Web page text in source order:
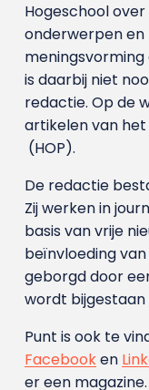
Hogeschool
onderwerpen
is daarbij niet
redactie. Op de
artikelen van het
(HOP).
De redactie
Zij werken in
basis van vrije
beïnvloeding
geborgd door
wordt bijgestaan
Punt is ook te
Facebooken
er een magazine.